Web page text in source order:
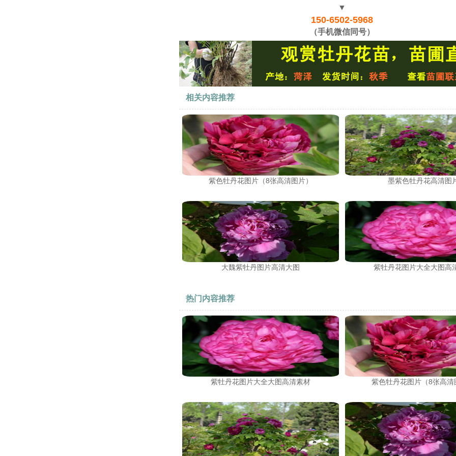
▼
150-6502-5968
（手机微信同号）
相关内容推荐
紫色牡丹花图片（8张高清图片） 墨紫色牡丹花高清图
大魏紫牡丹图片高清大图 紫牡丹花图片大全大图高
热门内容推荐
紫牡丹花图片大全大图高清素材 紫色牡丹花图片（8张高清